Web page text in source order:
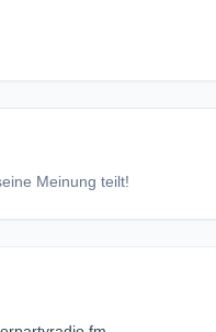
Meinung teilt!